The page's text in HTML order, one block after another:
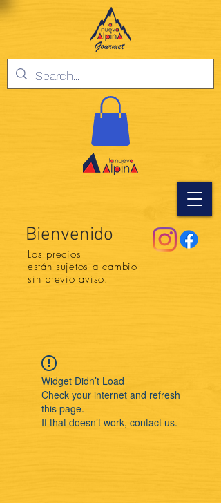
Bienvenido
Los precios
están sujetos a cambio
sin previo aviso.
Widget Didn’t Load
Check your internet and refresh
this page.
If that doesn’t work, contact us.